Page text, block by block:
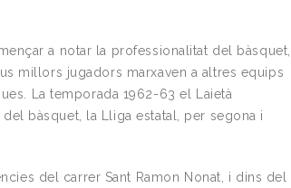
a notar la professionalitat del bàsquet,
millors jugadors marxaven a altres equips
La temporada 1962-63 el Laietà
bàsquet, la Lliga estatal, per segona i
del carrer Sant Ramon Nonat, i dins del